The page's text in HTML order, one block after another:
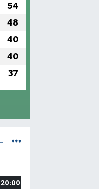
54
48
40
40
37
20:00